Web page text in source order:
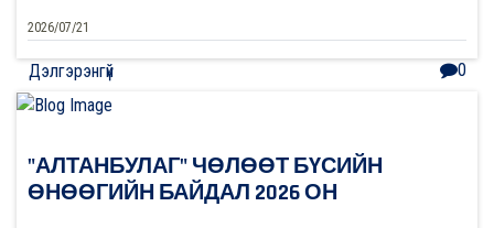
2026/07/21
Дэлгэрэнгүй 0
"АЛТАНБУЛАГ" ЧӨЛӨӨТ БҮСИЙН
ӨНӨӨГИЙН БАЙДАЛ 2026 ОН